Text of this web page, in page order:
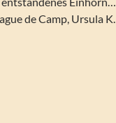
de Camp, Ursula K.